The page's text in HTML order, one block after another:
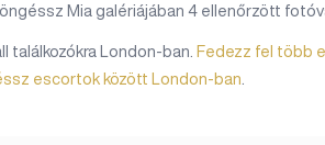
Mia galériájában 4 ellenőrzött
találkozókra London-ban. Fedezz fel több
escortok között London-ban